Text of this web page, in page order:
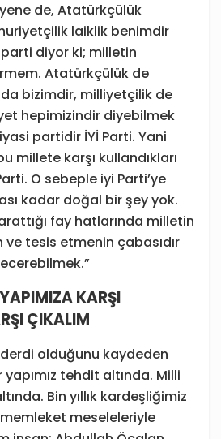
de, Atatürkçülük
laiklik benimdir
diyor ki; milletin
Atatürkçülük de
bizimdir, milliyetçilik de
hepimizindir diyebilmek
partidir İYİ Parti. Yani
millete karşı kullandıkları
O sebeple iyi Parti’ye
kadar doğal bir şey yok.
fay hatlarında milletin
tesis etmenin çabasıdır
KARŞI
ÇIKALIM
olduğunu kaydeden
tehdit altında. Milli
Bin yıllık kardeşliğimiz
meseleleriyle